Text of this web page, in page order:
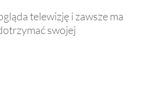
telewizję i zawsze ma
swojej